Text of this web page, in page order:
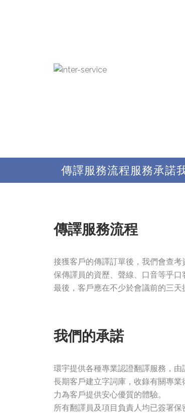
傳譯服務流程服務承諾
傳譯服務流程
接獲客戶的傳譯訂單後，我們會查
保傳譯員的資歷、聲線、口音等乎
最後，客戶應在不少於會議前的三天
我們的承諾
環宇提供各種專業認證翻譯服務，
長期客戶建立字詞庫，收錄有關專
力為客戶提供安心優質的體驗。
所有翻譯員及項目負責人均已簽署